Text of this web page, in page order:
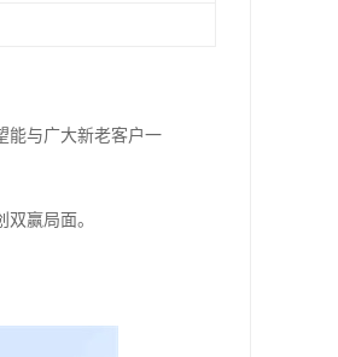
能与广大新老客户一
赢局面。